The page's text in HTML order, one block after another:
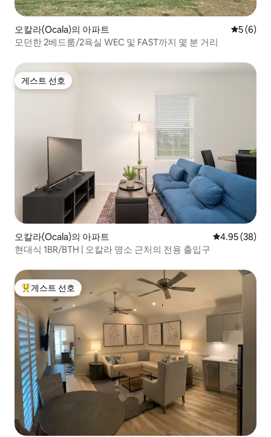
오칼라(Ocala)의 아파트 평점 5점
5 (6)
모던한 2베드룸/2욕실 WEC 및 FAST까지 몇 분 거리
게스트 선호
게스트 선호
오칼라(Ocala)의 아파트 평점 4.95점(5
4.95 (38)
현대식 1BR/BTH | 오칼라 명소 근처의 전용 출입구
상위 게스트 선호
게스트 선호